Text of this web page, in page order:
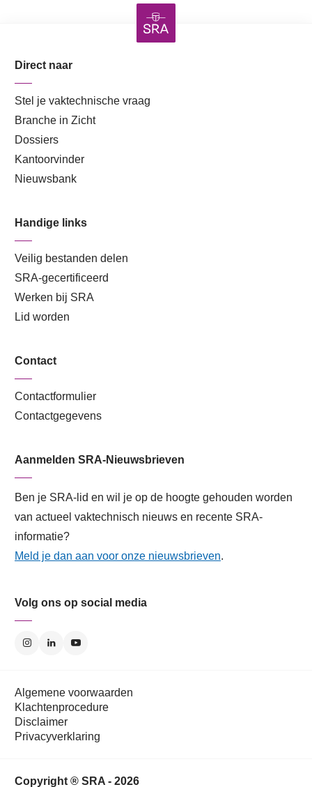
Direct naar
Stel je vaktechnische vraag
Branche in Zicht
Dossiers
Kantoorvinder
Nieuwsbank
Handige links
Veilig bestanden delen
SRA-gecertificeerd
Werken bij SRA
Lid worden
Contact
Contactformulier
Contactgegevens
Aanmelden SRA-Nieuwsbrieven
Ben je SRA-lid en wil je op de hoogte gehouden worden
van actueel vaktechnisch nieuws en recente SRA-
informatie?
Meld je dan aan voor onze nieuwsbrieven.
Volg ons op social media
Algemene voorwaarden
Klachtenprocedure
Disclaimer
Privacyverklaring
Copyright ® SRA - 2026